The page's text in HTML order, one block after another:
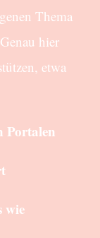
Thema
hier
etwa
Portalen
wie